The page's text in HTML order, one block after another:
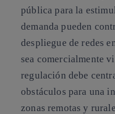
pública para la
demanda pueden
despliegue de redes
sea comercialmente
regulación debe
obstáculos para una
zonas remotas y